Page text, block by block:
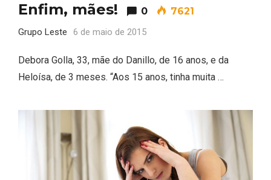
Enfim, mães! 0 7621
Grupo Leste 6 de maio de 2015
Debora Golla, 33, mãe do Danillo, de 16 anos, e da
Heloísa, de 3 meses. “Aos 15 anos, tinha muita …